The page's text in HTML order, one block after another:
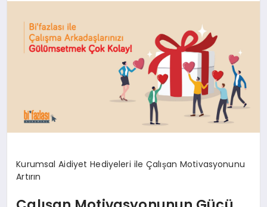
TEKNOLOJI
Kurumsal Aidiyet Hediyeleri ile Çalışan Motivasyonunu
Artırın